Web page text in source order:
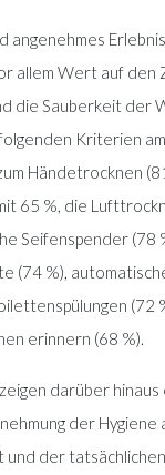
angenehmes
allem Wert auf den
die Sauberkeit der
Kriterien
Händetrocknen
65 %, die
Seifenspender (78
(74 %),
(72
erinnern (68 %).
darüber hinaus
der Hygiene
und der